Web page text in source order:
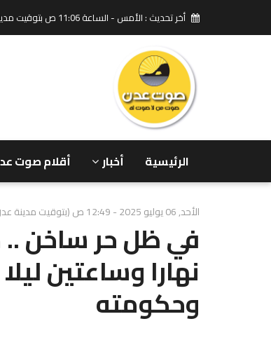
أخر تحديث : الأمس - الساعة 11:06 ص بتوقيت مدينة عدن
الرئيسية أخبار أقلام صوت
الأحد, 06 يوليو 2025 - 12:49 ص (بتوقيت مدينة عدن)
في ظل حر ساخن ..
نهارا وساعتين
وحكومته